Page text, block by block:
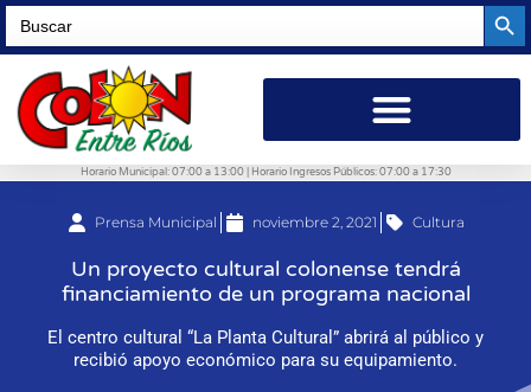
Search
for:
Horario Municipal: 07:00 a 13:00 | Horario Ingresos Públicos: 07:00 a 17:30
Prensa Municipal noviembre 2, 2021 Cultura
Un proyecto cultural colonense tendrá
financiamiento de un programa nacional
El centro cultural “La Planta Cultural” abrirá al público y
recibió apoyo económico para su equipamiento.